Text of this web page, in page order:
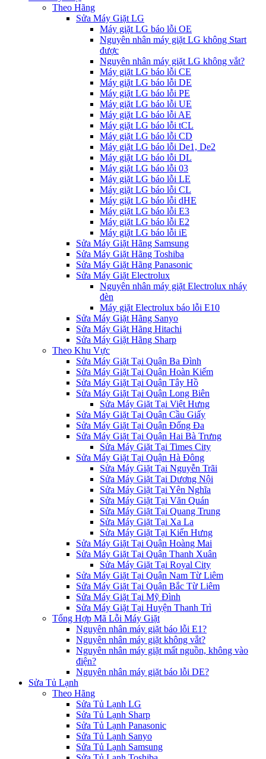
Theo Hãng
Sửa Máy Giặt LG
Máy giặt LG báo lỗi OE
Nguyên nhân máy giặt LG không Start
được
Nguyên nhân máy giặt LG không vắt?
Máy giặt LG báo lỗi CE
Máy giặt LG báo lỗi DE
Máy giặt LG báo lỗi PE
Máy giặt LG báo lỗi UE
Máy giặt LG báo lỗi AE
Máy giặt LG báo lỗi tCL
Máy giặt LG báo lỗi CD
Máy giặt LG báo lỗi De1, De2
Máy giặt LG báo lỗi DL
Máy giặt LG báo lỗi 03
Máy giặt LG báo lỗi LE
Máy giặt LG báo lỗi CL
Máy giặt LG báo lỗi dHE
Máy giặt LG báo lỗi E3
Máy giặt LG báo lỗi E2
Máy giặt LG báo lỗi iE
Sửa Máy Giặt Hãng Samsung
Sửa Máy Giặt Hãng Toshiba
Sửa Máy Giặt Hãng Panasonic
Sửa Máy Giặt Electrolux
Nguyên nhân máy giặt Electrolux nháy
đèn
Máy giặt Electrolux báo lỗi E10
Sửa Máy Giặt Hãng Sanyo
Sửa Máy Giặt Hãng Hitachi
Sửa Máy Giặt Hãng Sharp
Theo Khu Vực
Sửa Máy Giặt Tại Quận Ba Đình
Sửa Máy Giặt Tại Quận Hoàn Kiếm
Sửa Máy Giặt Tại Quận Tây Hồ
Sửa Máy Giặt Tại Quận Long Biên
Sửa Máy Giặt Tại Việt Hưng
Sửa Máy Giặt Tại Quận Cầu Giấy
Sửa Máy Giặt Tại Quận Đống Đa
Sửa Máy Giặt Tại Quận Hai Bà Trưng
Sửa Máy Giặt Tại Times City
Sửa Máy Giặt Tại Quận Hà Đông
Sửa Máy Giặt Tại Nguyễn Trãi
Sửa Máy Giặt Tại Dương Nội
Sửa Máy Giặt Tại Yên Nghĩa
Sửa Máy Giặt Tại Văn Quán
Sửa Máy Giặt Tại Quang Trung
Sửa Máy Giặt Tại Xa La
Sửa Máy Giặt Tại Kiến Hưng
Sửa Máy Giặt Tại Quận Hoàng Mai
Sửa Máy Giặt Tại Quận Thanh Xuân
Sửa Máy Giặt Tại Royal City
Sửa Máy Giặt Tại Quận Nam Từ Liêm
Sửa Máy Giặt Tại Quận Bắc Từ Liêm
Sửa Máy Giặt Tại Mỹ Đình
Sửa Máy Giặt Tại Huyện Thanh Trì
Tổng Hợp Mã Lỗi Máy Giặt
Nguyên nhân máy giặt báo lỗi E1?
Nguyên nhân máy giặt không vắt?
Nguyên nhân máy giặt mất nguồn, không vào
điện?
Nguyên nhân máy giặt báo lỗi DE?
Sửa Tủ Lạnh
Theo Hãng
Sửa Tủ Lạnh LG
Sửa Tủ Lạnh Sharp
Sửa Tủ Lạnh Panasonic
Sửa Tủ Lạnh Sanyo
Sửa Tủ Lạnh Samsung